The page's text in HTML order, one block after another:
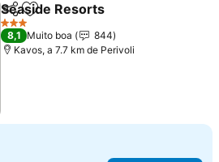
PartilharAdicionar aos favoritos
Seaside Resorts
3 Estrelas
8,1 Muito boa
844
Kavos, a 7.7 km de Perivoli